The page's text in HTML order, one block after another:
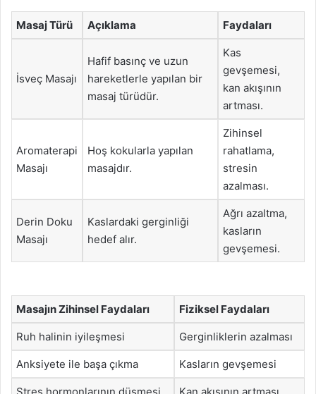
Masaj Türü Açıklama Faydaları
İsveç Masajı
Hafif basınç ve uzun
hareketlerle yapılan bir
masaj türüdür.
Kas
gevşemesi,
kan akışının
artması.
Aromaterapi
Masajı
Hoş kokularla yapılan
masajdır.
Zihinsel
rahatlama,
stresin
azalması.
Derin Doku
Masajı
Kaslardaki gerginliği
hedef alır.
Ağrı azaltma,
kasların
gevşemesi.
Masajın Zihinsel Faydaları Fiziksel Faydaları
Ruh halinin iyileşmesi Gerginliklerin azalması
Anksiyete ile başa çıkma Kasların gevşemesi